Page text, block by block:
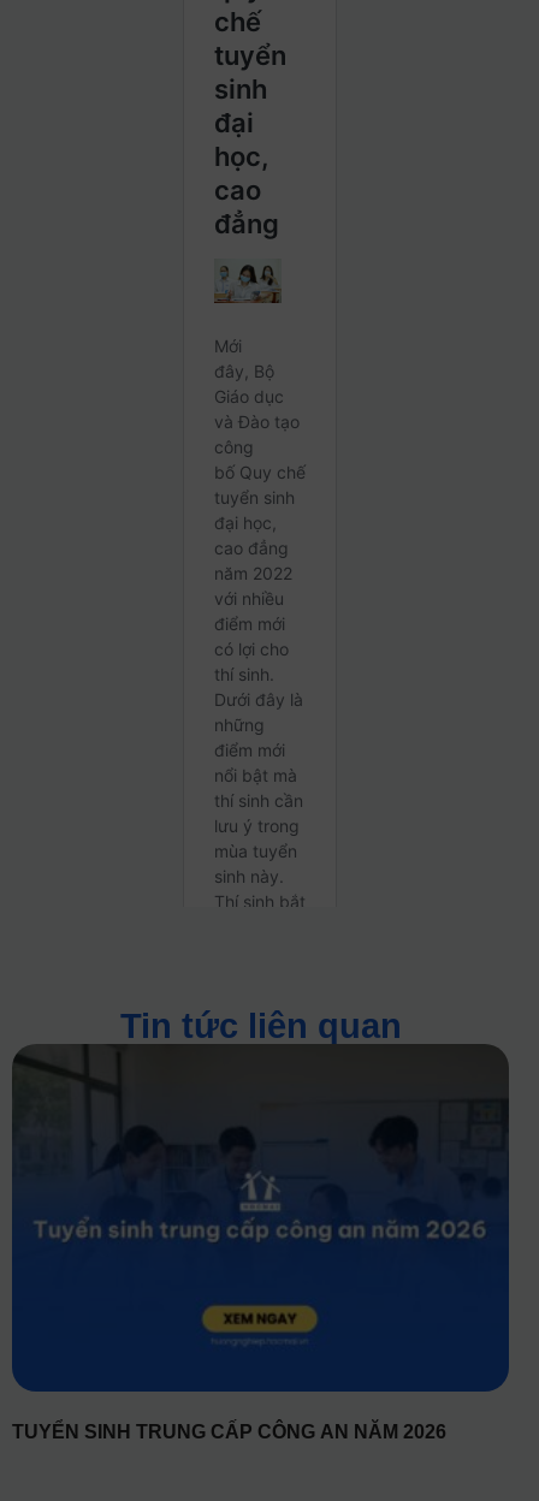
Tin tức liên quan
TUYỂN SINH TRUNG CẤP CÔNG AN NĂM 2026